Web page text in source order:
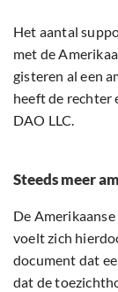
Het aantal
met de
gisteren al een
heeft de rechter
DAO LLC.
Steeds meer
De
voelt zich
document dat
dat de